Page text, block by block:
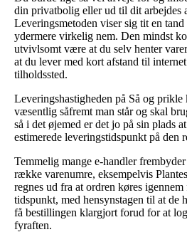
din privatbolig eller ud til dit arbejdes
Leveringsmetoden viser sig tit en
ydermere virkelig nem. Den mindst
utvivlsomt være at du selv henter
at du lever med kort afstand til
tilholdssted.
Leveringshastigheden på Så og
væsentlig såfremt man står og skal
så i det øjemed er det jo på sin plads
estimerede leveringstidspunkt på den
Temmelig mange e-handler
række varenumre, eksempelvis
regnes ud fra at ordren køres
tidspunkt, med hensynstagen til at de
få bestillingen klargjort forud for at
fyraften.